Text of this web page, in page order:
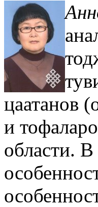
цаатанов
и
области.